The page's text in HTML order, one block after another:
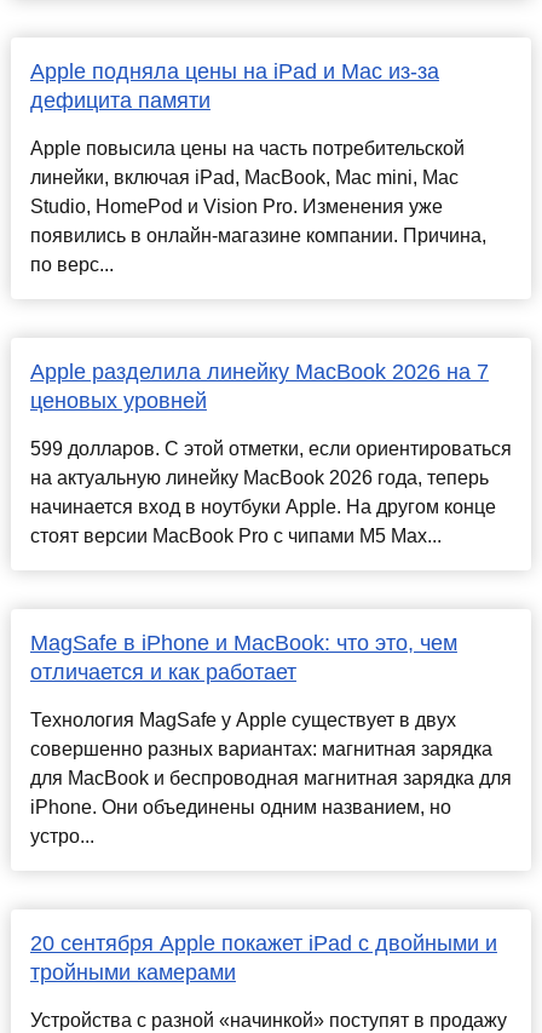
Apple подняла цены на iPad и Mac из-за
дефицита памяти
Apple повысила цены на часть потребительской
линейки, включая iPad, MacBook, Mac mini, Mac
Studio, HomePod и Vision Pro. Изменения уже
появились в онлайн-магазине компании. Причина,
по верс...
Apple разделила линейку MacBook 2026 на 7
ценовых уровней
599 долларов. С этой отметки, если ориентироваться
на актуальную линейку MacBook 2026 года, теперь
начинается вход в ноутбуки Apple. На другом конце
стоят версии MacBook Pro с чипами M5 Max...
MagSafe в iPhone и MacBook: что это, чем
отличается и как работает
Технология MagSafe у Apple существует в двух
совершенно разных вариантах: магнитная зарядка
для MacBook и беспроводная магнитная зарядка для
iPhone. Они объединены одним названием, но
устро...
20 сентября Apple покажет iPad с двойными и
тройными камерами
Устройства с разной «начинкой» поступят в продажу